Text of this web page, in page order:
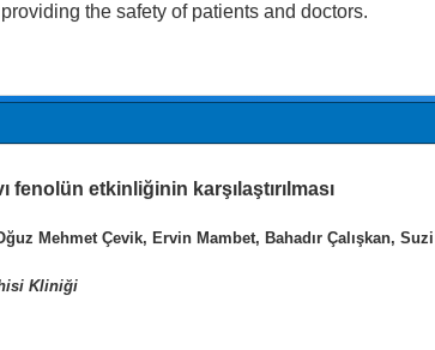
the safety of patients and doctors.
etkinliğinin karşılaştırılması
Mehmet Çevik, Ervin Mambet, Bahadır Çalışkan,
Kliniği